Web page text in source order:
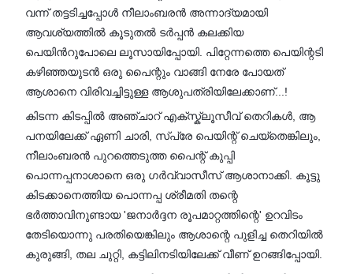
വന്ന് തട്ടടിച്ചപ്പോൾ നീലാംബരൻ അന്നാദ്യമായി
ആവശ്യത്തിൽ കൂടുതൽ ടർപ്പൻ കലക്കിയ
പെയിൻറുപോലെ ലൂസായിപ്പോയി. പിറ്റേന്നത്തെ പെയിന്റടി
കഴിഞ്ഞയുടൻ ഒരു പൈന്റും വാങ്ങി നേരേ പോയത്
ആശാനെ വിരിവച്ചിട്ടുള്ള ആശുപത്രിയിലേക്കാണ്...!
കിടന്ന കിടപ്പിൽ അഞ്ചാറ് എക്സ്ക്ലൂസീവ് തെറികൾ, ആ
പനയിലേക്ക് ഏണി ചാരി, സ്പ്രേ പെയിന്റ് ചെയ്തെങ്കിലും,
നീലാംബരൻ പുറത്തെടുത്ത പൈന്റ് കുപ്പി
പൊന്നപ്പനാശാനെ ഒരു ഗർവ്വാസീസ് ആശാനാക്കി. കൂട്ടു
കിടക്കാനെത്തിയ പൊന്നപ്പ ശ്രീമതി തന്റെ
ഭർത്താവിനുണ്ടായ 'ജനാർദ്ദന രൂപമാറ്റത്തിന്റെ' ഉറവിടം
തേടിയൊന്നു പരതിയെങ്കിലും ആശാന്റെ പുളിച്ച തെറിയിൽ
കുരുങ്ങി, തല ചുറ്റി, കട്ടിലിനടിയിലേക്ക് വീണ് ഉറങ്ങിപ്പോയി.